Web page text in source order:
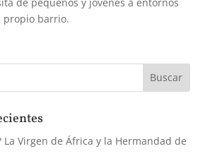
propio barrio.
La Virgen de África y la Hermandad de